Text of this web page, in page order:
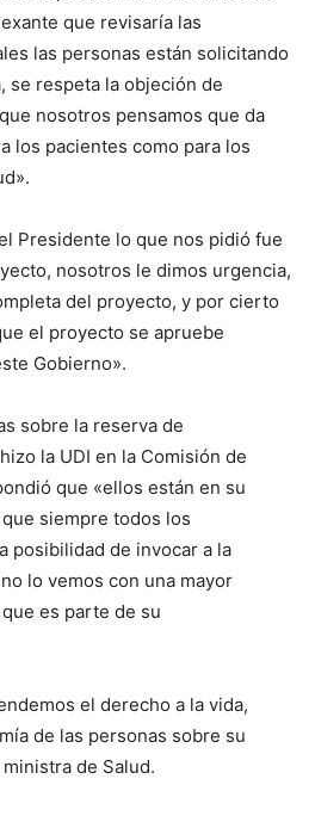
que revisaría las
las personas están solicitando
se respeta la objeción de
nosotros pensamos que da
los pacientes como para los
Presidente lo que nos pidió fue
nosotros le dimos urgencia,
del proyecto, y por cierto
el proyecto se apruebe
Gobierno».
sobre la reserva de
la UDI en la Comisión de
que «ellos están en su
siempre todos los
posibilidad de invocar a la
lo vemos con una mayor
es parte de su
el derecho a la vida,
de las personas sobre su
de Salud.